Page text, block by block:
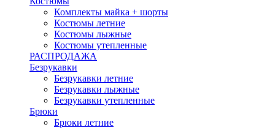
Комплекты майка + шорты
Костюмы летние
Костюмы лыжные
Костюмы утепленные
РАСПРОДАЖА
Безрукавки
Безрукавки летние
Безрукавки лыжные
Безрукавки утепленные
Брюки
Брюки летние